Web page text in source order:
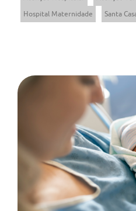
Hospital Maternidade
Santa